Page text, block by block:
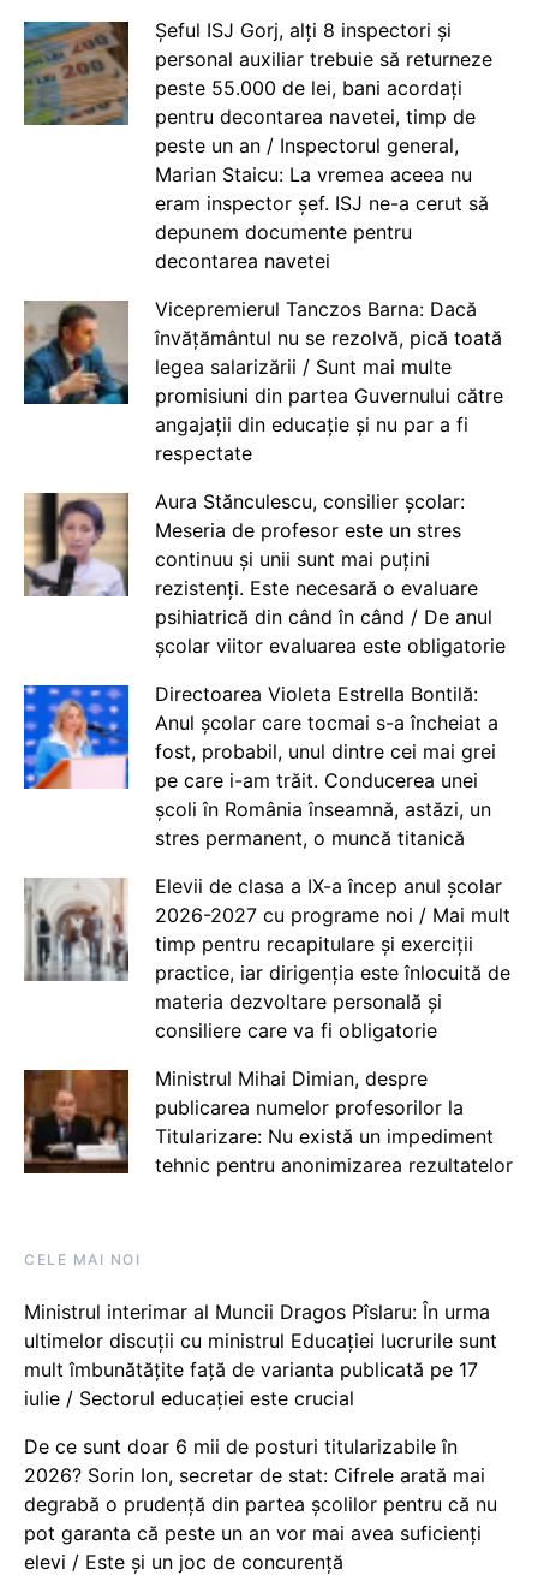
Șeful ISJ Gorj, alți 8 inspectori și
personal auxiliar trebuie să returneze
peste 55.000 de lei, bani acordați
pentru decontarea navetei, timp de
peste un an / Inspectorul general,
Marian Staicu: La vremea aceea nu
eram inspector șef. ISJ ne-a cerut să
depunem documente pentru
decontarea navetei
Vicepremierul Tanczos Barna: Dacă
învățământul nu se rezolvă, pică toată
legea salarizării / Sunt mai multe
promisiuni din partea Guvernului către
angajații din educație și nu par a fi
respectate
Aura Stănculescu, consilier școlar:
Meseria de profesor este un stres
continuu și unii sunt mai puțini
rezistenți. Este necesară o evaluare
psihiatrică din când în când / De anul
școlar viitor evaluarea este obligatorie
Directoarea Violeta Estrella Bontilă:
Anul școlar care tocmai s-a încheiat a
fost, probabil, unul dintre cei mai grei
pe care i-am trăit. Conducerea unei
școli în România înseamnă, astăzi, un
stres permanent, o muncă titanică
Elevii de clasa a IX-a încep anul școlar
2026-2027 cu programe noi / Mai mult
timp pentru recapitulare și exerciții
practice, iar dirigenția este înlocuită de
materia dezvoltare personală și
consiliere care va fi obligatorie
Ministrul Mihai Dimian, despre
publicarea numelor profesorilor la
Titularizare: Nu există un impediment
tehnic pentru anonimizarea rezultatelor
CELE MAI NOI
Ministrul interimar al Muncii Dragos Pîslaru: În urma
ultimelor discuții cu ministrul Educației lucrurile sunt
mult îmbunătățite față de varianta publicată pe 17
iulie / Sectorul educației este crucial
De ce sunt doar 6 mii de posturi titularizabile în
2026? Sorin Ion, secretar de stat: Cifrele arată mai
degrabă o prudență din partea școlilor pentru că nu
pot garanta că peste un an vor mai avea suficienți
elevi / Este și un joc de concurență